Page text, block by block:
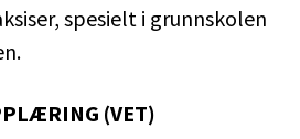
spesielt i grunnskolen
(VET)